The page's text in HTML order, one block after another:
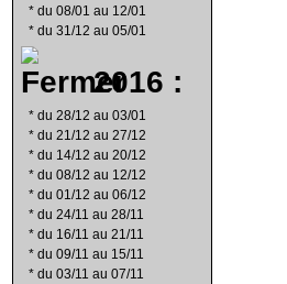
* du 08/01 au 12/01
* du 31/12 au 05/01
2016 :
* du 28/12 au 03/01
* du 21/12 au 27/12
* du 14/12 au 20/12
* du 08/12 au 12/12
* du 01/12 au 06/12
* du 24/11 au 28/11
* du 16/11 au 21/11
* du 09/11 au 15/11
* du 03/11 au 07/11